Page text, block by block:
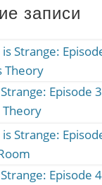
записи
Episode
Theory
Episode